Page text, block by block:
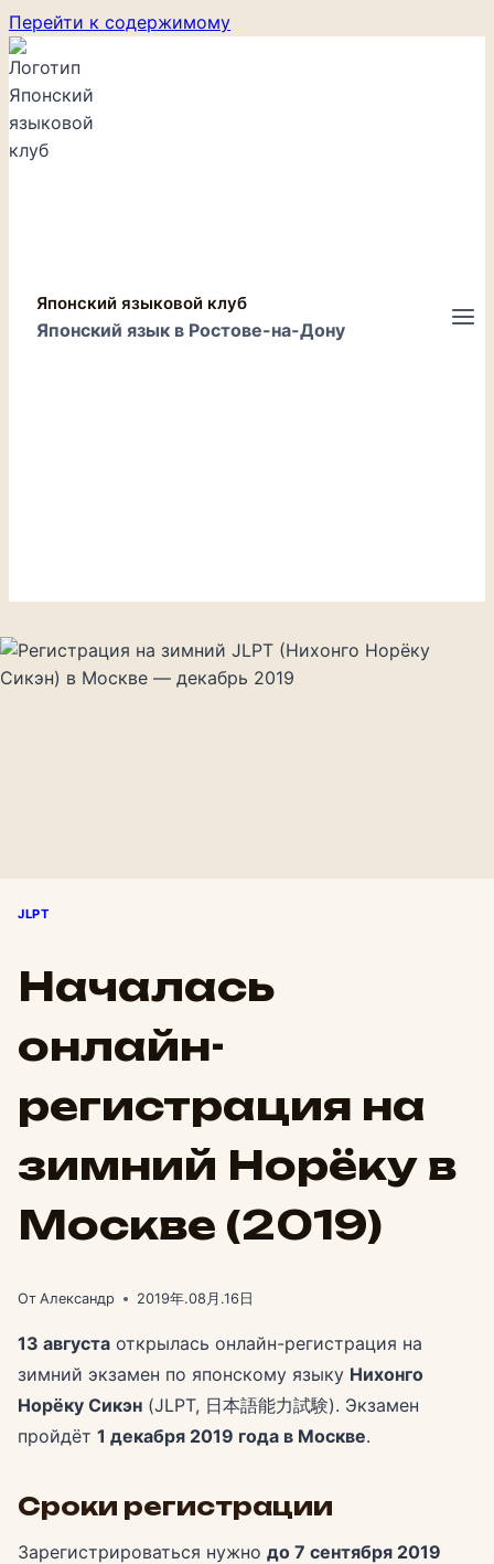
Перейти к содержимому
Японский языковой клуб
Японский язык в Ростове-на-Дону
JLPT
Началась
онлайн-
регистрация на
зимний Норёку в
Москве (2019)
От Александр 2019年.08月.16日
13 августа открылась онлайн-регистрация на
зимний экзамен по японскому языку Нихонго
Норёку Сикэн (JLPT, 日本語能力試験). Экзамен
пройдёт 1 декабря 2019 года в Москве.
Сроки регистрации
Зарегистрироваться нужно до 7 сентября 2019